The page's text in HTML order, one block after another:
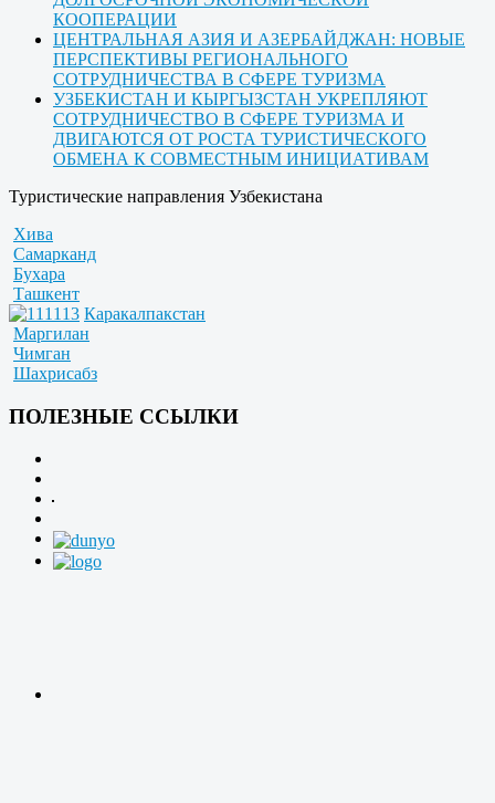
КООПЕРАЦИИ
ЦЕНТРАЛЬНАЯ АЗИЯ И АЗЕРБАЙДЖАН: НОВЫЕ
ПЕРСПЕКТИВЫ РЕГИОНАЛЬНОГО
СОТРУДНИЧЕСТВА В СФЕРЕ ТУРИЗМА
УЗБЕКИСТАН И КЫРГЫЗСТАН УКРЕПЛЯЮТ
СОТРУДНИЧЕСТВО В СФЕРЕ ТУРИЗМА И
ДВИГАЮТСЯ ОТ РОСТА ТУРИСТИЧЕСКОГО
ОБМЕНА К СОВМЕСТНЫМ ИНИЦИАТИВАМ
Туристические направления Узбекистана
Хива
Самарканд
Бухара
Ташкент
Каракалпакстан
Маргилан
Чимган
Шахрисабз
ПОЛЕЗНЫЕ ССЫЛКИ